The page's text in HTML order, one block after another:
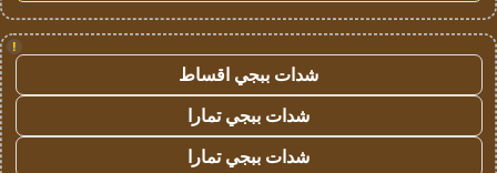
!
شدات ببجي اقساط
شدات ببجي تمارا
شدات ببجي تمارا